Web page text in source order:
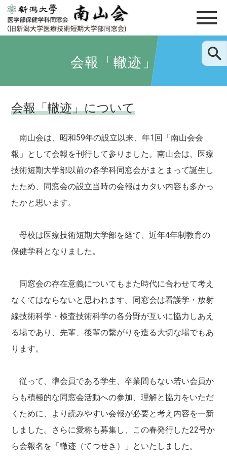
会報「轍迹」
会報「轍迹」について
南山会は、昭和59年の設立以来、年1回「南山会会
報」として会報を刊行して参りました。南山会は、医療
技術短期大学部以前の各学科同窓会がまとまって誕生し
たため、同窓会の設立当時の会報はカタい内容も多かっ
たかと思います。
母校は医療技術短期大学部を経て、近年4年制教育の
保健学科となりました。
同窓会の存在意義についてもまた時代に合わせて考え
なくてはならないと思われます。同窓会は看護学・放射
線技術科学・検査技術科学の各分野が互いに協力しあえ
る場であり、先輩、後輩の繋がりを造る大切な場でもあ
ります。
従って、準会員である学生、卒業間もない若い会員か
らも積極的な同窓会活動への参加、理解と協力をいただ
くために、より読みやすい会報が必要と考え内容を一新
しました。さらに愛称も募集し、この春発行した22号か
ら会報名を「轍迹（てつせき）」といたしました。